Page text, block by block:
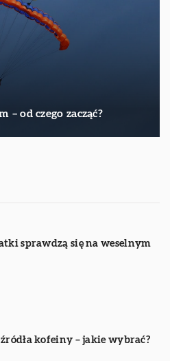
– od czego zacząć?
sprawdzą się na weselnym
kofeiny – jakie wybrać?